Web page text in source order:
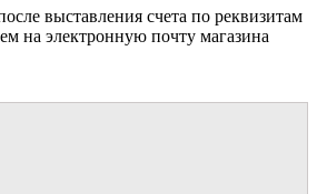
выставления счета по реквизитам
на электронную почту магазина